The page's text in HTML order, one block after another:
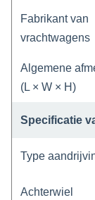
Fabrikant van
vrachtwagens
Algemene
(L × W × H)
Specificatie
Type
Achterwiel